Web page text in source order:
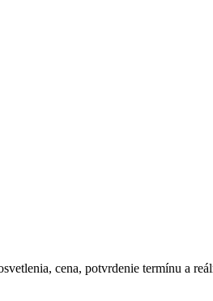
cena, potvrdenie termínu a